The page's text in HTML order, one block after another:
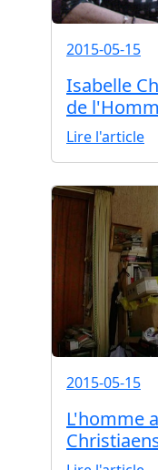
2015-05-15
Isabelle
de
Lire l'article
2015-05-15
L'homme